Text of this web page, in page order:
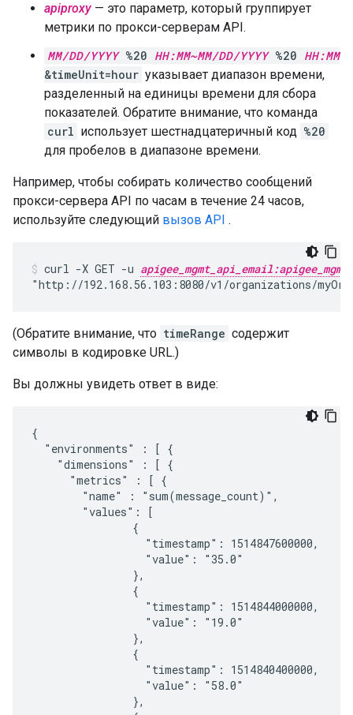
apiproxy — это параметр, который группирует
метрики по прокси-серверам API.
MM/DD/YYYY%20 HH:MM~MM/DD/YYYY%20 HH:MM
&timeUnit=hour указывает диапазон времени,
разделенный на единицы времени для сбора
показателей. Обратите внимание, что команда
curl использует шестнадцатеричный код %20
для пробелов в диапазоне времени.
Например, чтобы собирать количество сообщений
прокси-сервера API по часам в течение 24 часов,
используйте следующий вызов API .
curl -X GET -u
"http://192.168.56.103:8080/v1/organizations/
(Обратите внимание, что timeRange содержит
символы в кодировке URL.)
Вы должны увидеть ответ в виде:
{
  "environments" : [ {
    "dimensions" : [ {
      "metrics" : [ {
        "name" : "sum(message_count)",
        "values": [
                {
                  "timestamp": 1514847600000,
                  "value": "35.0"
                },
                {
                  "timestamp": 1514844000000,
                  "value": "19.0"
                },
                {
                  "timestamp": 1514840400000,
                  "value": "58.0"
                },